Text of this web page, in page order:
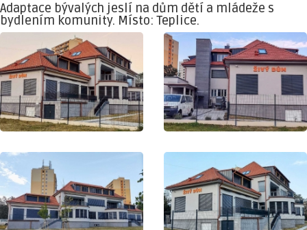
Adaptace bývalých jeslí na dům dětí a mládeže s
bydlením komunity. Místo: Teplice.